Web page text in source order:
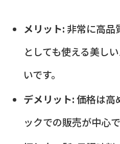
メリット:非常に高品
としても使える美し
いです。
デメリット:価格は高
ックでの販売が中心で